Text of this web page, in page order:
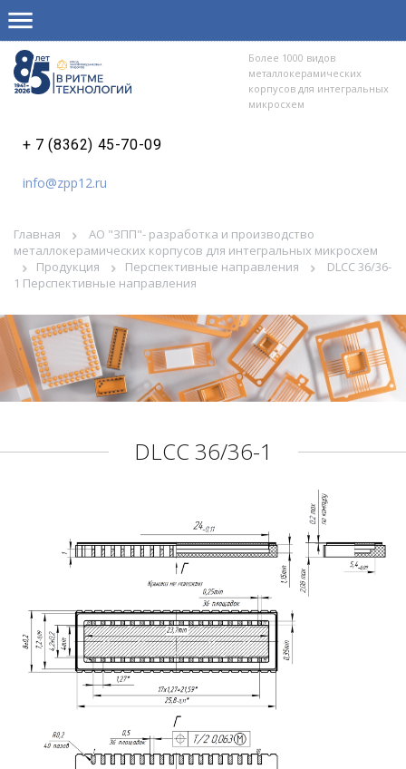
Более 1000 видов
металлокерамических
корпусов для интегральных
микросхем
+ 7 (8362) 45-70-09
info@zpp12.ru
Главная
АО "ЗПП"- разработка и производство
металлокерамических корпусов для интегральных микросхем
Продукция
Перспективные направления
DLCC 36/36-
1 Перспективные направления
DLCC 36/36-1